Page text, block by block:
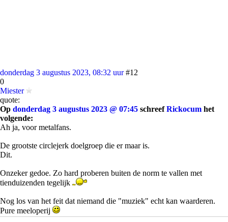
donderdag 3 augustus 2023, 08:32 uur #12
0
Miester
quote:
Op donderdag 3 augustus 2023 @ 07:45 schreefRickocum het
volgende:
Ah ja, voor metalfans.
De grootste circlejerk doelgroep die er maar is.
Dit.
Onzeker gedoe. Zo hard proberen buiten de norm te vallen met
tienduizenden tegelijk
Nog los van het feit dat niemand die "muziek" echt kan waarderen.
Pure meeloperij
donderdag 3 augustus 2023, 08:34 uur #13